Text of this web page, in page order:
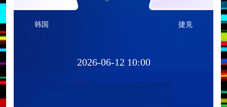
韩国 捷克
2026-06-12 10:00